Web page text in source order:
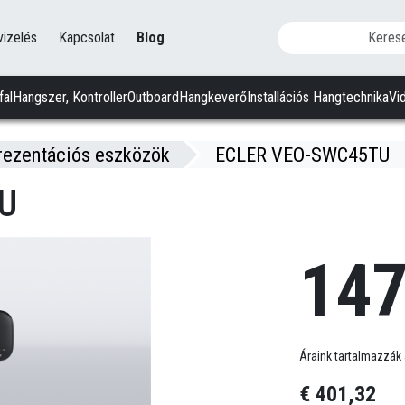
Kapcsolat Blog
Hangszer, KontrollerOutboardHangkeverőInstallációs Hangtechnika
eszközök ECLER VEO-SWC45TU
Áraink tartalmazzák
€ 401,32